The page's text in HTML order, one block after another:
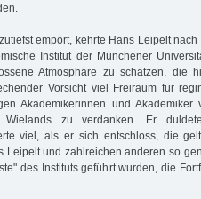
empört, kehrte Hans Leipelt
Institut der Münchener
Atmosphäre zu schätzen, die
Vorsicht viel Freiraum für
Akademikerinnen und Akademiker
zu verdanken. Er
viel, als er sich entschloss, die
Leipelt und zahlreichen anderen so
des Instituts geführt wurden, die